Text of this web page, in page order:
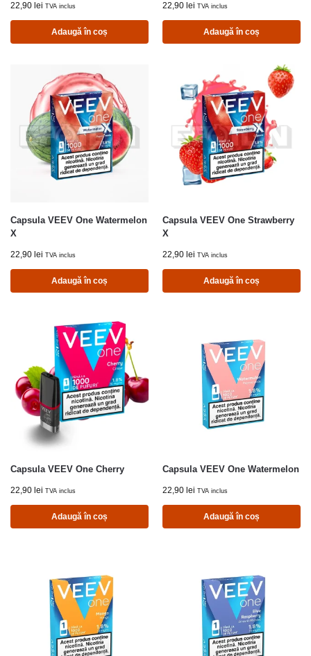
22,90 lei TVA inclus
Adaugă în coș
22,90 lei TVA inclus
Adaugă în coș
Capsula VEEV One Watermelon
X
22,90 lei TVA inclus
Adaugă în coș
Capsula VEEV One Strawberry
X
22,90 lei TVA inclus
Adaugă în coș
Capsula VEEV One Cherry
22,90 lei TVA inclus
Adaugă în coș
Capsula VEEV One Watermelon
22,90 lei TVA inclus
Adaugă în coș